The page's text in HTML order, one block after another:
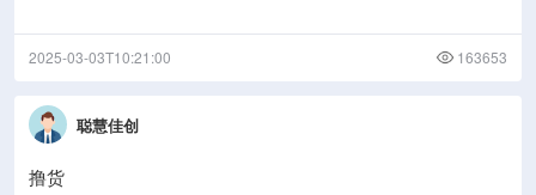
2025-03-03T10:21:00 163653
聪慧佳创
撸货